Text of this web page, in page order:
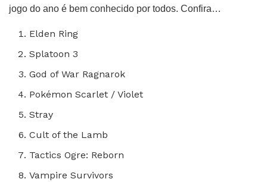
jogo do ano é bem conhecido por todos. Confira…
Elden Ring
Splatoon 3
God of War Ragnarok
Pokémon Scarlet / Violet
Stray
Cult of the Lamb
Tactics Ogre: Reborn
Vampire Survivors